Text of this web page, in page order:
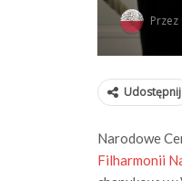
Przez
Udostępnij
Narodowe
Filharmonii